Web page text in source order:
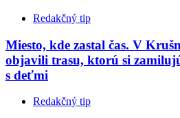
Redakčný tip
Miesto, kde zastal čas. V
objavili trasu, ktorú si
s deťmi
Redakčný tip